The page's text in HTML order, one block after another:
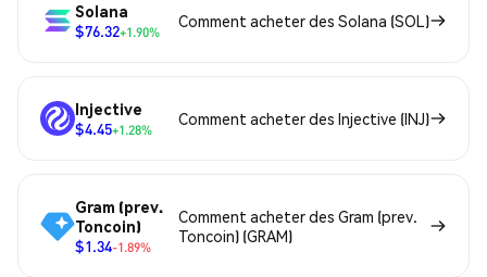
Solana
$76.32+1.90%
Comment acheter des Solana (SOL)
Injective
$4.45+1.28%
Comment acheter des Injective (INJ)
Gram (prev.
Toncoin)
$1.34-1.89%
Comment acheter des Gram (prev.
Toncoin) (GRAM)